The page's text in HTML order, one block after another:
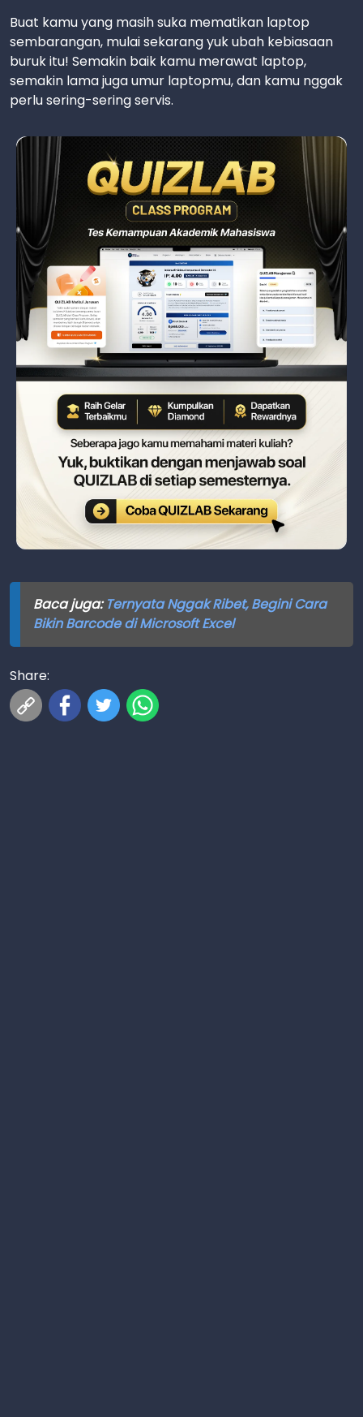
Buat kamu yang masih suka mematikan laptop
sembarangan, mulai sekarang yuk ubah kebiasaan
buruk itu! Semakin baik kamu merawat laptop,
semakin lama juga umur laptopmu, dan kamu nggak
perlu sering-sering servis.
Baca juga:Ternyata Nggak Ribet, Begini Cara
Bikin Barcode di Microsoft Excel
Share: